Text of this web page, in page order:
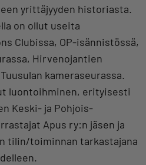
yrittäjyyden historiasta.
on ollut useita
Clubissa, OP-isännistössä,
Hirvenojantien
kameraseurassa.
luontoihminen, erityisesti
Keski- ja Pohjois-
Apus ry:n jäsen ja
tilin/toiminnan tarkastajana